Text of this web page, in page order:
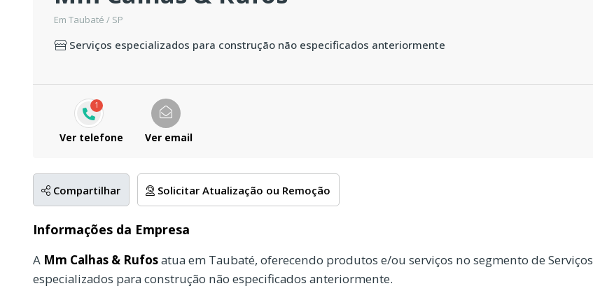
Em Taubaté / SP
Serviços especializados para construção não especificados anteriormente
1
Ver telefone Ver email
Compartilhar Solicitar Atualização ou Remoção
Informações da Empresa
A Mm Calhas & Rufosatua em Taubaté, oferecendo produtos e/ou serviços no segmento de Serviços
especializados para construção não especificados anteriormente.